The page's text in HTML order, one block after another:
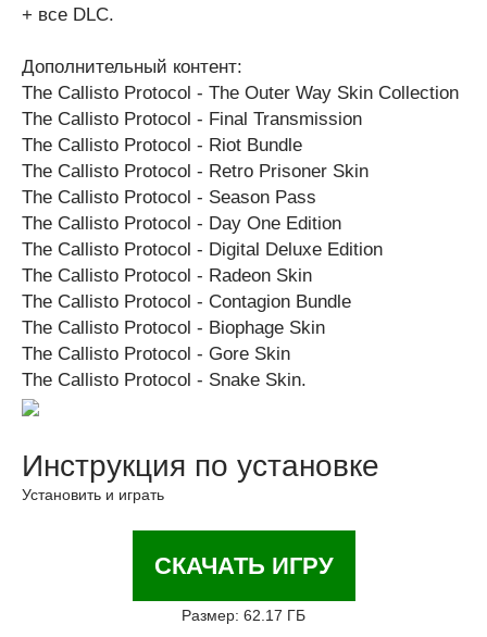
+ все DLC.
Дополнительный контент:
The Callisto Protocol - The Outer Way Skin Collection
The Callisto Protocol - Final Transmission
The Callisto Protocol - Riot Bundle
The Callisto Protocol - Retro Prisoner Skin
The Callisto Protocol - Season Pass
The Callisto Protocol - Day One Edition
The Callisto Protocol - Digital Deluxe Edition
The Callisto Protocol - Radeon Skin
The Callisto Protocol - Contagion Bundle
The Callisto Protocol - Biophage Skin
The Callisto Protocol - Gore Skin
The Callisto Protocol - Snake Skin.
Инструкция по установке
Установить и играть
СКАЧАТЬ ИГРУ
Размер: 62.17 ГБ